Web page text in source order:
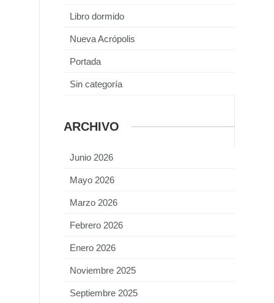
Libro dormido
Nueva Acrópolis
Portada
Sin categoría
ARCHIVO
Junio 2026
Mayo 2026
Marzo 2026
Febrero 2026
Enero 2026
Noviembre 2025
Septiembre 2025